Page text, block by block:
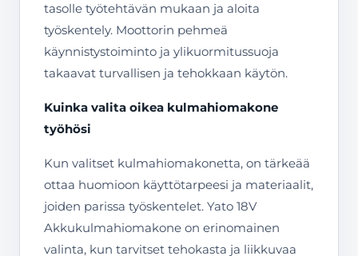
tasolle työtehtävän mukaan ja aloita
työskentely. Moottorin pehmeä
käynnistystoiminto ja ylikuormitussuoja
takaavat turvallisen ja tehokkaan käytön.
Kuinka valita oikea kulmahiomakone
työhösi
Kun valitset kulmahiomakonetta, on tärkeää
ottaa huomioon käyttötarpeesi ja materiaalit,
joiden parissa työskentelet. Yato 18V
Akkukulmahiomakone on erinomainen
valinta, kun tarvitset tehokasta ja liikkuvaa